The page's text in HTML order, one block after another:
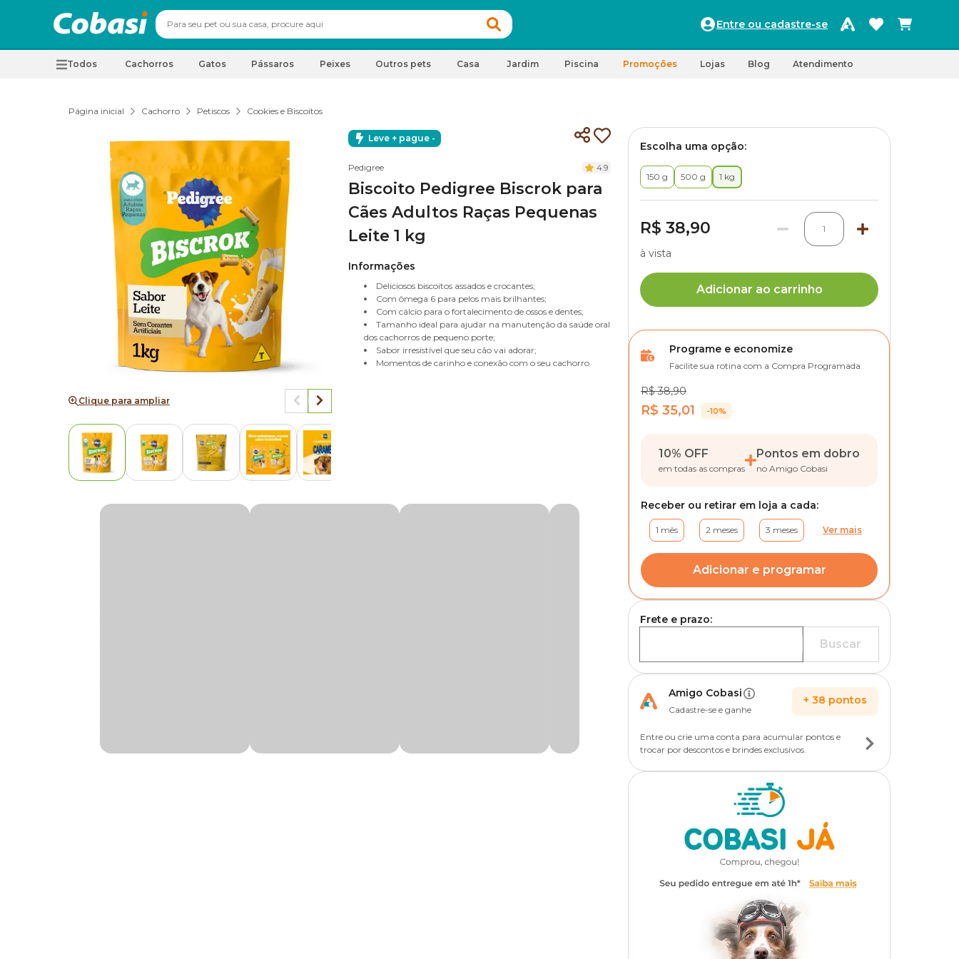
Entre ou cadastre-se
Todos Cachorros Gatos Pássaros Peixes Outros pets Casa Jardim Piscina Promoções Lojas Blog Atendimento
Página inicial Cachorro Petiscos Cookies e Biscoitos
Clique para ampliar
Leve + pague -
Pedigree 4.9
Biscoito Pedigree Biscrok para
Cães Adultos Raças Pequenas
Leite 1 kg
Informações
Deliciosos biscoitos assados e crocantes;
Com ômega 6 para pelos mais brilhantes;
Com cálcio para o fortalecimento de ossos e dentes;
Tamanho ideal para ajudar na manutenção da saúde oral
dos cachorros de pequeno porte;
Sabor irresistível que seu cão vai adorar;
Momentos de carinho e conexão com o seu cachorro.
Escolha uma opção:
150 g 500 g 1 kg
R$ 38,90 1
à vista
Adicionar ao carrinho
Programe e economize
Facilite sua rotina com a Compra Programada
R$ 38,90
R$ 35,01 -10%
10% OFF
em todas as compras
Pontos em dobro
no Amigo Cobasi
Receber ou retirar em loja a cada:
1 mês 2 meses 3 meses Ver mais
Adicionar e programar
Frete e prazo:
Buscar
Amigo Cobasi
Cadastre-se e ganhe
+ 38 pontos
Entre ou crie uma conta para acumular pontos e
trocar por descontos e brindes exclusivos.